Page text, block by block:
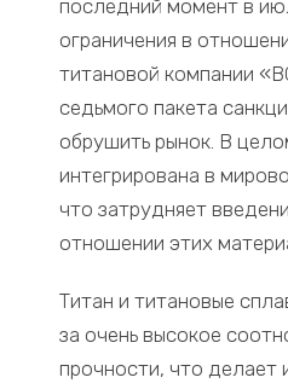
последний момент в
ограничения в
титановой компании
седьмого пакета
обрушить рынок. В
интегрирована в
что затрудняет
отношении этих
Титан и титановые
за очень высокое
прочности, что делает